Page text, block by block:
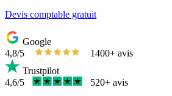
Devis comptable gratuit
Google
4,8/5
1400+ avis
Trustpilot
4,6/5
520+ avis